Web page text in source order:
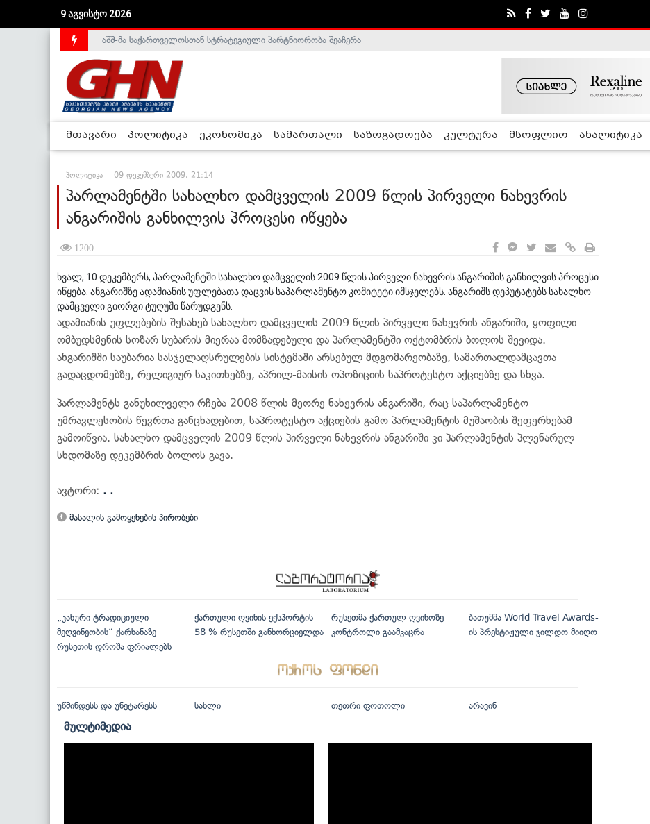
9 აგვისტო 2026
საქართველოს დე-ფაქტო მთავრობა არალეგიტიმურია - ჰელსინკის კომისია
აშშ-მა საქართველოსთან სტრატეგიული პარტნიორობა შეაჩერა
მთავარი პოლიტიკა ეკონომიკა სამართალი საზოგადოება კულტურა მსოფლიო ანალიტიკა
პოლიტიკა 09 დეკემბერი 2009, 21:14
პარლამენტში სახალხო დამცველის 2009 წლის პირველი ნახევრის
ანგარიშის განხილვის პროცესი იწყება
1200
ხვალ, 10 დეკემბერს, პარლამენტში სახალხო დამცველის 2009 წლის პირველი ნახევრის ანგარიშის განხილვის პროცესი
იწყება. ანგარიშზე ადამიანის უფლებათა დაცვის საპარლამენტო კომიტეტი იმსჯელებს. ანგარიშს დეპუტატებს სახალხო
დამცველი გიორგი ტუღუში წარუდგენს.
ადამიანის უფლებების შესახებ სახალხო დამცველის 2009 წლის პირველი ნახევრის ანგარიში, ყოფილი
ომბუდსმენის სოზარ სუბარის მიერაა მომზადებული და პარლამენტში ოქტომბრის ბოლოს შევიდა.
ანგარიშში საუბარია სასჯელაღსრულების სისტემაში არსებულ მდგომარეობაზე, სამართალდამცავთა
გადაცდომებზე, რელიგიურ საკითხებზე, აპრილ-მაისის ოპოზიციის საპროტესტო აქციებზე და სხვა.
პარლამენტს განუხილველი რჩება 2008 წლის მეორე ნახევრის ანგარიში, რაც საპარლამენტო
უმრავლესობის წევრთა განცხადებით, საპროტესტო აქციების გამო პარლამენტის მუშაობის შეფერხებამ
გამოიწვია. სახალხო დამცველის 2009 წლის პირველი ნახევრის ანგარიში კი პარლამენტის პლენარულ
სხდომაზე დეკემბრის ბოლოს გავა.
ავტორი: . .
მასალის გამოყენების პირობები
„კახური ტრადიციული
მეღვინეობის“ ქარხანაზე
რუსეთის დროშა ფრიალებს
ქართული ღვინის ექსპორტის
58 % რუსეთში განხორციელდა
რუსეთმა ქართულ ღვინოზე
კონტროლი გაამკაცრა
ბათუმმა World Travel Awards-
ის პრესტიჟული ჯილდო მიიღო
უწმინდესს და უნეტარესს სახლი თეთრი ფოთოლი არავინ
მულტიმედია